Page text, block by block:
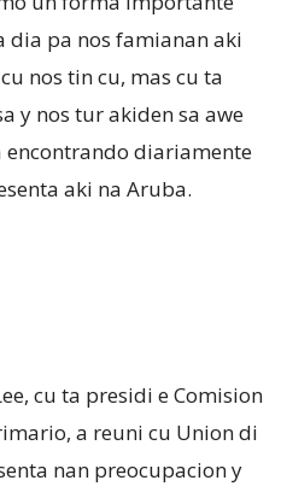
dia pa nos famianan aki
nos tin cu, mas cu ta
y nos tur akiden sa awe
encontrando diariamente
aki na Aruba.
cu ta presidi e Comision
a reuni cu Union di
nan preocupacion y